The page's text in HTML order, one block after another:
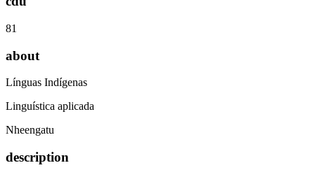
81
about
Línguas Indígenas
Linguística aplicada
Nheengatu
description